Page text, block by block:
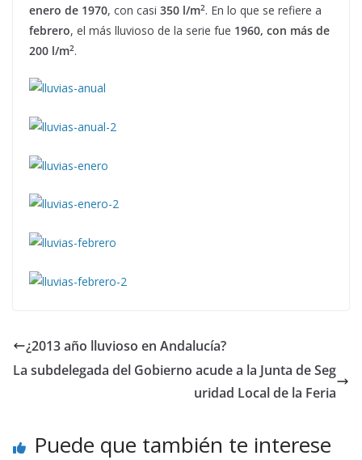
enero de 1970, con casi 350 l/m2. En lo que se refiere a
febrero, el más lluvioso de la serie fue 1960, con más de
200 l/m2.
¿2013 año lluvioso en Andalucía?
La subdelegada del Gobierno acude a la Junta de Seg
uridad Local de la Feria
Puede que también te interese